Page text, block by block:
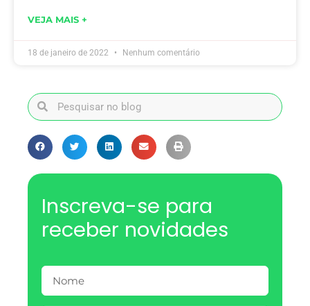
VEJA MAIS +
18 de janeiro de 2022 Nenhum comentário
Inscreva-se para
receber novidades